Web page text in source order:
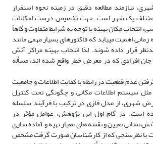
نیازمند مطالعه دقیق در زمینه نحوه استقرار
مختلف یک شهر است. جهت تخصیص درست امکانات
انتخاب مکان بهینه با توجه به شرایط متفاوت و گاهاً
اهمیت مییابد که فاکتورهای بسیار مهمی مانند
قرار داده شوند. لذا انتخاب بهینه مراکز آتش
افرادی که در معرض خطر واقع شده ‌اند، مسأله
عدم قطعیت در رابطه با کفایت اطلاعات و جامعیت
مثل سیستم اطلاعات مکانی و چگونگی تحت کنترل
شهری، از مدل فازی در ترکیب با فرآیند سلسله
است. در گام اول این پژوهش، عوامل مؤثر در
‌نشانی تعیین و نقشه ‌های معیار تهیه و آماده ‌سازی
با نظرسنجی که از کارشناسان صورت گرفت مشخص